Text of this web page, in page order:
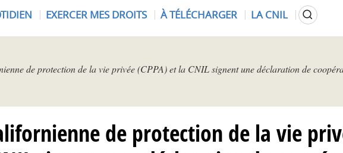
N
EXERCER MES DROITS À TÉLÉCHARGER LA CNIL
de protection de la vie privée (CPPA) et la CNIL signent une déclaration de
de protection de la vie